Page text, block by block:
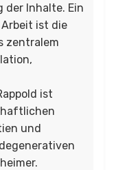
der Inhalte. Ein
ist die
zentralem
ist
und